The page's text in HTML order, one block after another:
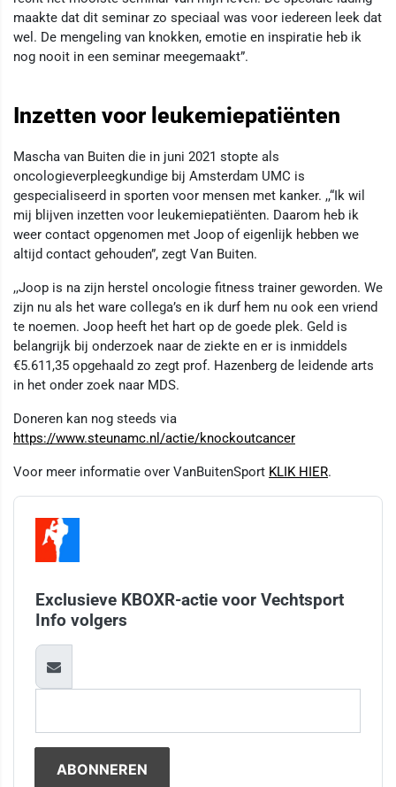
maakte dat dit seminar zo speciaal was voor iedereen leek dat
wel. De mengeling van knokken, emotie en inspiratie heb ik
nog nooit in een seminar meegemaakt”.
Inzetten voor leukemiepatiënten
Mascha van Buiten die in juni 2021 stopte als
oncologieverpleegkundige bij Amsterdam UMC is
gespecialiseerd in sporten voor mensen met kanker. ,,“Ik wil
mij blijven inzetten voor leukemiepatiënten. Daarom heb ik
weer contact opgenomen met Joop of eigenlijk hebben we
altijd contact gehouden”, zegt Van Buiten.
,,Joop is na zijn herstel oncologie fitness trainer geworden. We
zijn nu als het ware collega’s en ik durf hem nu ook een vriend
te noemen. Joop heeft het hart op de goede plek. Geld is
belangrijk bij onderzoek naar de ziekte en er is inmiddels
€5.611,35 opgehaald zo zegt prof. Hazenberg de leidende arts
in het onder zoek naar MDS.
Doneren kan nog steeds via
https://www.steunamc.nl/actie/knockoutcancer
Voor meer informatie over VanBuitenSport KLIK HIER.
Exclusieve KBOXR-actie voor Vechtsport
Info volgers